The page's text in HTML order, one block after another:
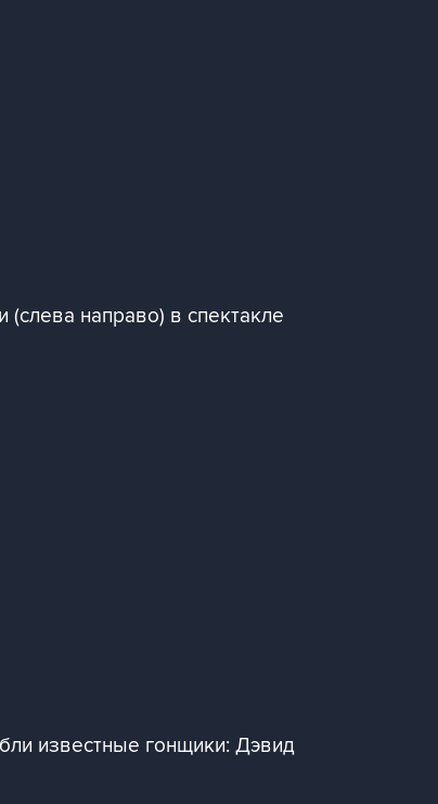
направо) в спектакле
известные гонщики: Дэвид